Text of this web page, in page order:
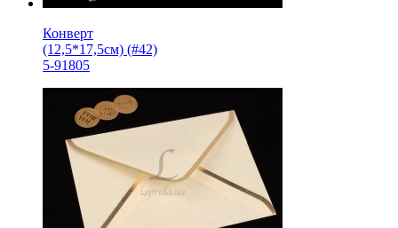
Конверт
(12,5*17,5см) (#42)
5-91805